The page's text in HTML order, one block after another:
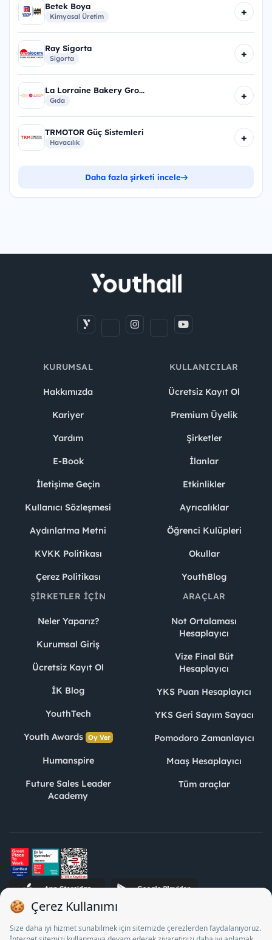
Betek Boya
Kimyasal Üretim +
Ray Sigorta
Sigorta +
La Lorraine Bakery Gro...
Gıda +
TRMOTOR Güç Sistemleri
Havacılık +
Daha fazla şirketi incele
KURUMSAL
Hakkımızda
Kariyer
Yardım
E-Book
İletişime Geçin
Kullanıcı Sözleşmesi
Aydınlatma Metni
KVKK Politikası
Çerez Politikası
KULLANICILAR
Ücretsiz Kayıt Ol
Premium Üyelik
Şirketler
İlanlar
Etkinlikler
Ayrıcalıklar
Öğrenci Kulüpleri
Okullar
YouthBlog
ŞIRKETLER İÇIN
Neler Yaparız?
Kurumsal Giriş
Ücretsiz Kayıt Ol
İK Blog
YouthTech
Youth Awards Oy Ver
Humanspire
Future Sales Leader
Academy
ARAÇLAR
Not Ortalaması
Hesaplayıcı
Vize Final Büt
Hesaplayıcı
YKS Puan Hesaplayıcı
YKS Geri Sayım Sayacı
Pomodoro Zamanlayıcı
Maaş Hesaplayıcı
Tüm araçlar